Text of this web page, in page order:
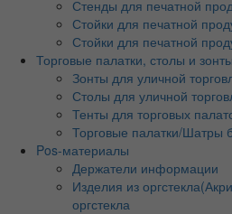
Стенды для печатной
Стойки для печатной
Стойки для печатной
Торговые палатки, столы и зонты
Зонты для уличной
Столы для уличной
Тенты для торговых
Торговые палатки/Шатры
Pos-материалы
Держатели информации
Изделия из
оргстекла